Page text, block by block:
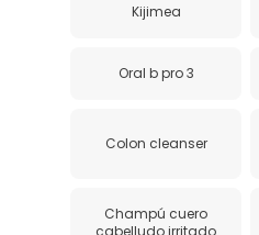
Kijimea
Oral b pro 3
Colon cleanser
Champú cuero
cabelludo irritado